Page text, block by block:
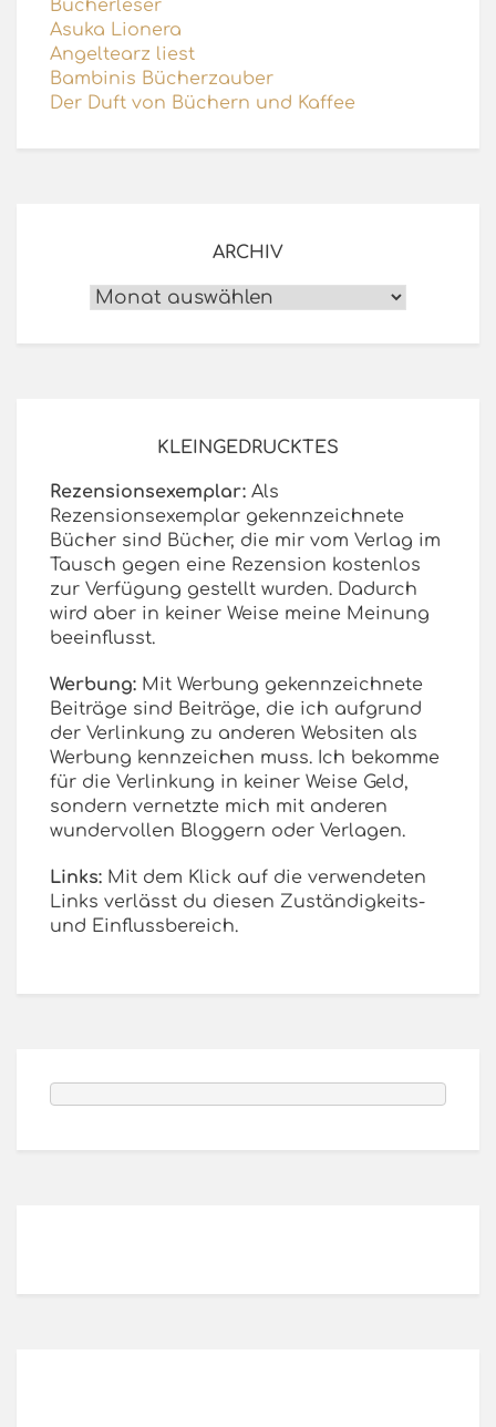
Bücherleser
Asuka Lionera
Angeltearz liest
Bambinis Bücherzauber
Der Duft von Büchern und Kaffee
ARCHIV
Archiv
KLEINGEDRUCKTES
Rezensionsexemplar: Als
Rezensionsexemplar gekennzeichnete
Bücher sind Bücher, die mir vom Verlag im
Tausch gegen eine Rezension kostenlos
zur Verfügung gestellt wurden. Dadurch
wird aber in keiner Weise meine Meinung
beeinflusst.
Werbung: Mit Werbung gekennzeichnete
Beiträge sind Beiträge, die ich aufgrund
der Verlinkung zu anderen Websiten als
Werbung kennzeichen muss. Ich bekomme
für die Verlinkung in keiner Weise Geld,
sondern vernetzte mich mit anderen
wundervollen Bloggern oder Verlagen.
Links: Mit dem Klick auf die verwendeten
Links verlässt du diesen Zuständigkeits-
und Einflussbereich.